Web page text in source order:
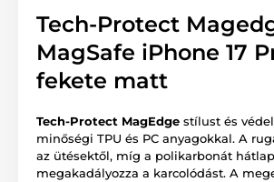
Tech-Protect
MagSafe iPhone 17
fekete matt
Tech-Protect MagEdge stílust és
minőségi TPU és PC anyagokkal. A
az ütésektől, míg a polikarbonát hátlap
megakadályozza a karcolódást. A